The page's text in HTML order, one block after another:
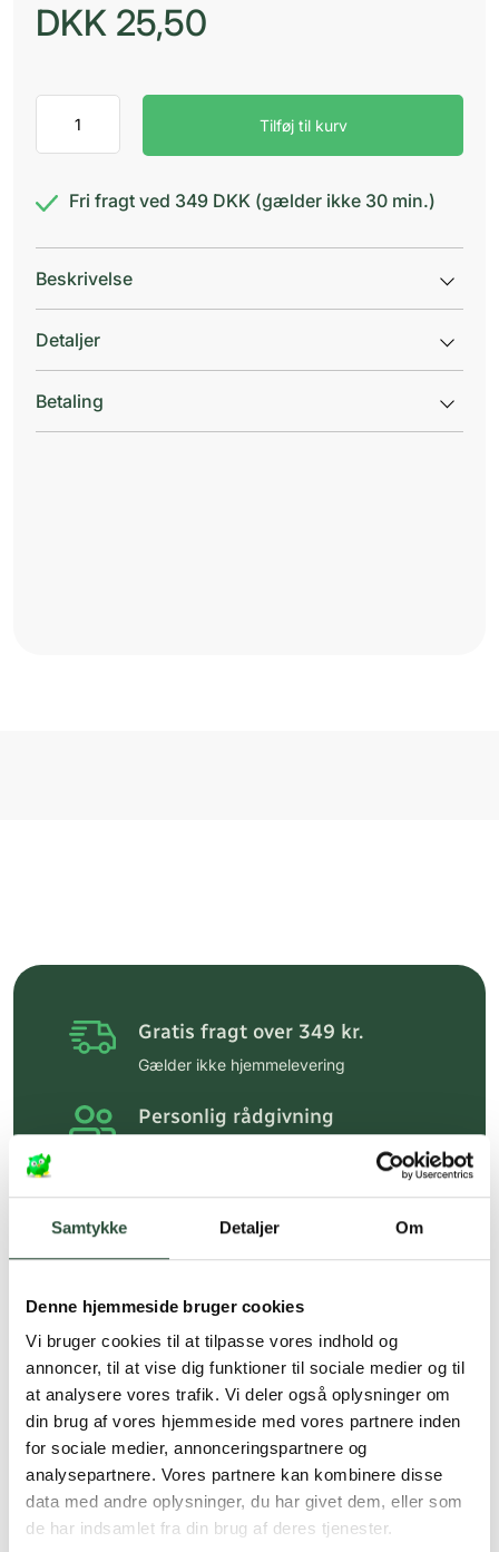
Samtykke Detaljer Om
Denne hjemmeside bruger cookies
Vi bruger cookies til at tilpasse vores indhold og
annoncer, til at vise dig funktioner til sociale medier og til
at analysere vores trafik. Vi deler også oplysninger om
din brug af vores hjemmeside med vores partnere inden
for sociale medier, annonceringspartnere og
analysepartnere. Vores partnere kan kombinere disse
data med andre oplysninger, du har givet dem, eller som
de har indsamlet fra din brug af deres tjenester.
DKK 25,50
Happy
Kids
Tilføj til kurv
Fri fragt ved 349 DKK (gælder ikke 30 min.)
Beskrivelse
Detaljer
Betaling
Gratis fragt over 349 kr.
Gælder ikke hjemmelevering
Personlig rådgivning
Hurtig levering (30 min. i Kbh)
Hurtigt leveringen via GLS, og DAO
Faste lave priser*
*Gælder ikke ernæringsprodukter.
Stort udvalg af kendte
produkter
Vi tilbyder et stort udvalg af kendte
cremer, vitaminer og andre spændende
produkter – altid til fast lav pris.
Læs mere om Uglecare.dk her